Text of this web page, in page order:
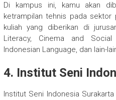
Di kampus ini, kamu akan
ketrampilan tehnis pada
kuliah yang diberikan di
Literacy, Cinema and
Indonesian Language, dan lain-
4. Institut Seni
Institut Seni Indonesia